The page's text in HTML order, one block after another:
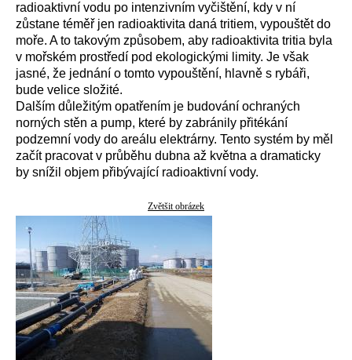
radioaktivní vodu po intenzivním vyčištění, kdy v ní
zůstane téměř jen radioaktivita daná tritiem, vypouštět do
moře. A to takovým způsobem, aby radioaktivita tritia byla
v mořském prostředí pod ekologickými limity. Je však
jasné, že jednání o tomto vypouštění, hlavně s rybáři,
bude velice složité.
Dalším důležitým opatřením je budování ochraných
norných stěn a pump, které by zabránily přitékání
podzemní vody do areálu elektrárny. Tento systém by měl
začít pracovat v průběhu dubna až května a dramaticky
by snížil objem přibývající radioaktivní vody.
Zvětšit obrázek